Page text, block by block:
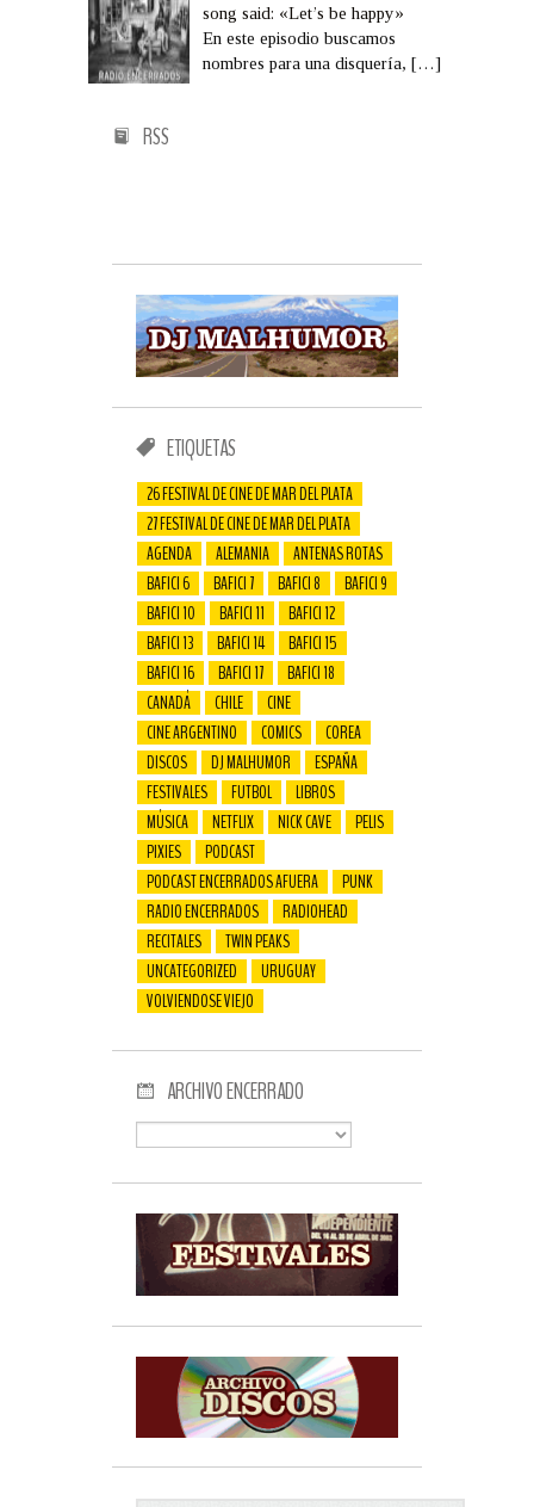
song said: «Let’s be happy»
En este episodio buscamos
nombres para una disquería,[…]
RSS
ETIQUETAS
26 FESTIVAL DE CINE DE MAR DEL PLATA
27 FESTIVAL DE CINE DE MAR DEL PLATA
AGENDA
ALEMANIA
ANTENAS ROTAS
BAFICI 6
BAFICI 7 BAFICI 8
BAFICI 9
BAFICI 10
BAFICI 11
BAFICI 12
BAFICI 13
BAFICI 14
BAFICI 15
BAFICI 16
BAFICI 17
BAFICI 18
CANADÁ
CHILE
CINE
CINE ARGENTINO
COMICS
COREA
DISCOS
DJ MALHUMOR
ESPAÑA
FESTIVALES
FUTBOL
LIBROS
MÚSICA
NETFLIX NICK CAVE
PELIS
PIXIES
PODCAST
PODCAST ENCERRADOS AFUERA
PUNK
RADIO ENCERRADOS
RADIOHEAD
RECITALES
TWIN PEAKS
UNCATEGORIZED
URUGUAY
VOLVIENDOSE VIEJO
ARCHIVO ENCERRADO